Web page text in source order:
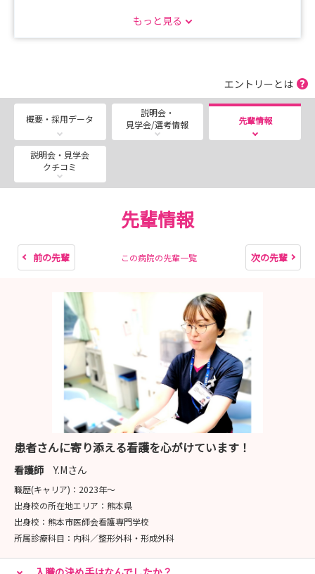
病院見学会では
江南病院の魅力をお伝えできると思います☆
院内ツアーでは、先輩と楽しくおしゃべりしながら回って
います
ききたいことを直接きくチャンスです‼
いつでも申し込みできます！
内容：江南病院ってどんなところ？
たのしい院内ツアー
先輩たちとなんでもアリ座談会
楽しい時間を一緒に過ごしましょう！
27年卒 看護師採用試験 応募受付中です！
ぜひ、ご検討ください
次回は8月22日（土）です
応募の締め切りは
8/15（土）までとなっています
９月は26日（土） です
もっと見る
エントリーとは
概要・採用データ
説明会・
見学会/選考情報
先輩情報
説明会・見学会
クチコミ
先輩情報
前の先輩 この病院の先輩一覧 次の先輩
患者さんに寄り添える看護を心がけています！
看護師 Y.Mさん
職歴(キャリア)： 2023年〜
出身校の所在地エリア： 熊本県
出身校： 熊本市医師会看護専門学校
所属診療科目： 内科／整形外科・形成外科